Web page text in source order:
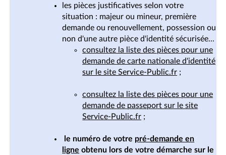
les pièces justificatives selon votre
situation : majeur ou mineur, première
demande ou renouvellement, possession ou
non d'une autre pièce d'identité sécurisée...
consultez la liste des pièces pour une
demande de carte nationale d'identité
sur le site Service-Public.fr ;
consultez la liste des pièces pour une
demande de passeport sur le site
Service-Public.fr ;
le numéro de votre pré-demande en
ligne obtenu lors de votre démarche sur le